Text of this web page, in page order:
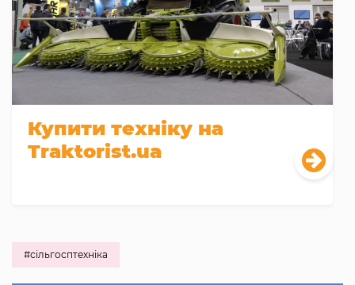
Купити техніку на
Traktorist.ua
#сільгосптехніка